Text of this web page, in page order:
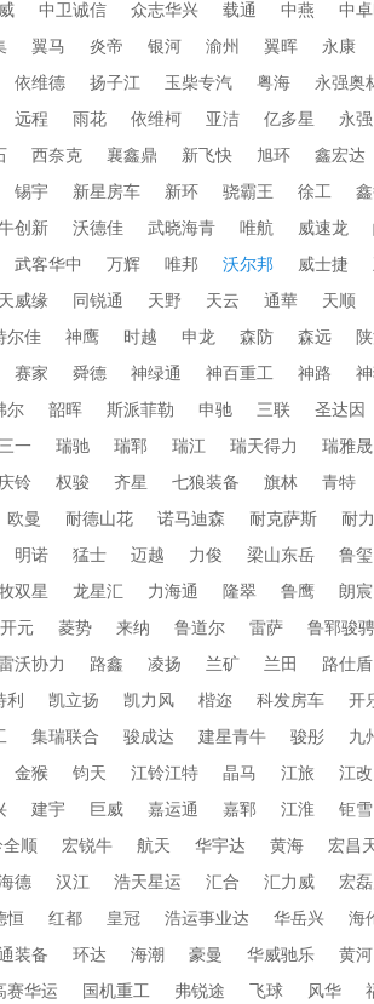
中卫诚信 众志华兴 载通 中燕 中
翼马 炎帝 银河 渝州 翼晖 永康
依维德 扬子江 玉柴专汽 粤海 永强奥
远程 雨花 依维柯 亚洁 亿多星 永强
西奈克 襄鑫鼎 新飞快 旭环 鑫宏达
锡宇 新星房车 新环 骁霸王 徐工
创新 沃德佳 武晓海青 唯航 威速龙
武客华中 万辉 唯邦 沃尔邦 威士捷
天威缘 同锐通 天野 天云 通華 天顺
尔佳 神鹰 时越 申龙 森防 森远
赛家 舜德 神绿通 神百重工 神路
尔 韶晖 斯派菲勒 申驰 三联 圣达因
一 瑞驰 瑞郓 瑞江 瑞天得力 瑞雅晟
庆铃 权骏 齐星 七狼装备 旗林 青特
欧曼 耐德山花 诺马迪森 耐克萨斯 耐力
明诺 猛士 迈越 力俊 梁山东岳 鲁玺
双星 龙星汇 力海通 隆翠 鲁鹰 朗宸
元 菱势 来纳 鲁道尔 雷萨 鲁郓骏骋
沃协力 路鑫 凌扬 兰矿 兰田 路仕盾
利 凯立扬 凯力风 楷迩 科发房车 开
集瑞联合 骏成达 建星青牛 骏彤 九
金猴 钧天 江铃江特 晶马 江旅 江改
建宇 巨威 嘉运通 嘉郓 江淮 钜雪
顺 宏锐牛 航天 华宇达 黄海 宏昌
德 汉江 浩天星运 汇合 汇力威 宏
恒 红都 皇冠 浩运事业达 华岳兴 海
装备 环达 海潮 豪曼 华威驰乐 黄河
赛华运 国机重工 弗锐途 飞球 风华